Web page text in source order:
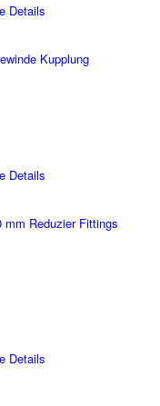
Details
Kupplung
Details
mm Reduzier Fittings
Details